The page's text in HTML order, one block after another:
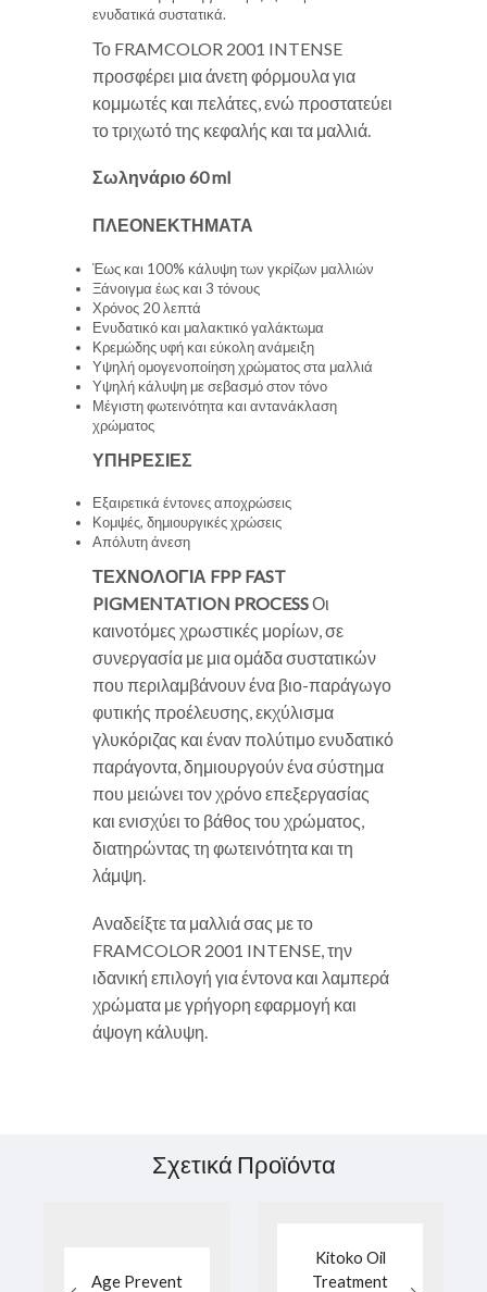
ενυδατικά συστατικά.
Το FRAMCOLOR 2001 INTENSE
προσφέρει μια άνετη φόρμουλα για
κομμωτές και πελάτες, ενώ προστατεύει
το τριχωτό της κεφαλής και τα μαλλιά.
Σωληνάριο 60 ml
ΠΛΕΟΝΕΚΤΗΜΑΤΑ
Έως και 100% κάλυψη των γκρίζων μαλλιών
Ξάνοιγμα έως και 3 τόνους
Χρόνος 20 λεπτά
Ενυδατικό και μαλακτικό γαλάκτωμα
Κρεμώδης υφή και εύκολη ανάμειξη
Υψηλή ομογενοποίηση χρώματος στα μαλλιά
Υψηλή κάλυψη με σεβασμό στον τόνο
Μέγιστη φωτεινότητα και αντανάκλαση
χρώματος
ΥΠΗΡΕΣΙΕΣ
Εξαιρετικά έντονες αποχρώσεις
Κομψές, δημιουργικές χρώσεις
Απόλυτη άνεση
ΤΕΧΝΟΛΟΓΙΑ FPP FAST
PIGMENTATION PROCESSΟι
καινοτόμες χρωστικές μορίων, σε
συνεργασία με μια ομάδα συστατικών
που περιλαμβάνουν ένα βιο-παράγωγο
φυτικής προέλευσης, εκχύλισμα
γλυκόριζας και έναν πολύτιμο ενυδατικό
παράγοντα, δημιουργούν ένα σύστημα
που μειώνει τον χρόνο επεξεργασίας
και ενισχύει το βάθος του χρώματος,
διατηρώντας τη φωτεινότητα και τη
λάμψη.
Αναδείξτε τα μαλλιά σας με το
FRAMCOLOR 2001 INTENSE, την
ιδανική επιλογή για έντονα και λαμπερά
χρώματα με γρήγορη εφαρμογή και
άψογη κάλυψη.
Σχετικά Προϊόντα
Age Prevent
Kitoko Oil
Treatment